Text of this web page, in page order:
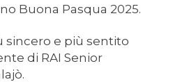
Buona Pasqua 2025.
sincero e più sentito
di RAI Senior